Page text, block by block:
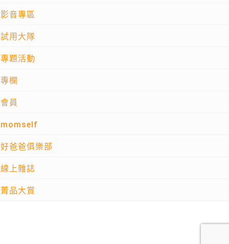
影音專區
試用大隊
專題活動
專欄
會員
momself
好爸爸俱樂部
線上雜誌
菁品大賞